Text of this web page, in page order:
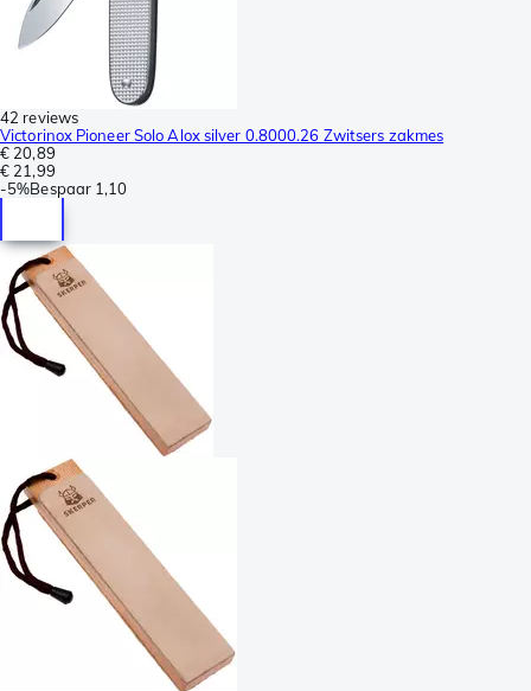
42 reviews
Victorinox Pioneer Solo Alox silver 0.8000.26 Zwitsers zakmes
€ 20,89
€ 21,99
-5%Bespaar 1,10